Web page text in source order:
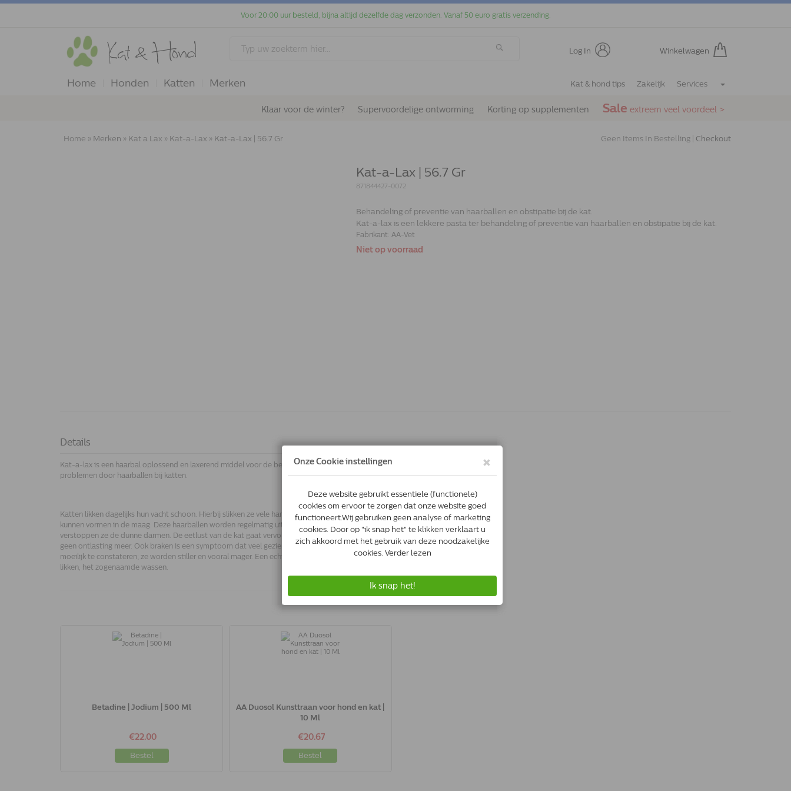
Voor 20:00 uur besteld, bijna altijd dezelfde dag verzonden. Vanaf 50 euro gratis verzending.
Log In Winkelwagen
Home Honden Katten Merken Kat & hond tips Zakelijk Services
Klaar voor de winter? Supervoordelige ontworming Korting op supplementen Sale extreem veel voordeel >
Home » Merken » Kat a Lax » Kat-a-Lax » Kat-a-Lax | 56.7 Gr Geen Items In Bestelling | Checkout
Kat-a-Lax | 56.7 Gr
871844427-0072
Behandeling of preventie van haarballen en obstipatie bij de kat.
Kat-a-lax is een lekkere pasta ter behandeling of preventie van haarballen en obstipatie bij de kat.
Fabrikant:AA-Vet
Niet op voorraad
Details
Kat-a-lax is een haarbal oplossend en laxerend middel voor de behandeling van verstopping en
problemen door haarballen bij katten.
Katten likken dagelijks hun vacht schoon. Hierbij slikken ze vele haren in die kleine haarballen
kunnen vormen in de maag. Deze haarballen worden regelmatig uitgebraakt, een enkele keer
verstoppen ze de dunne darmen. De eetlust van de kat gaat vervolgens achteruit en ze produceren
geen ontlasting meer. Ook braken is een symptoom dat veel gezien wordt. Bij buitenkatten is dit
moeilijk te constateren; ze worden stiller en vooral mager. Een echte haarbal ontstaat door veel
likken, het zogenaamde wassen.
Betadine | Jodium | 500 Ml
€22.00
Bestel
AA Duosol Kunsttraan voor hond en kat |
10 Ml
€20.67
Bestel